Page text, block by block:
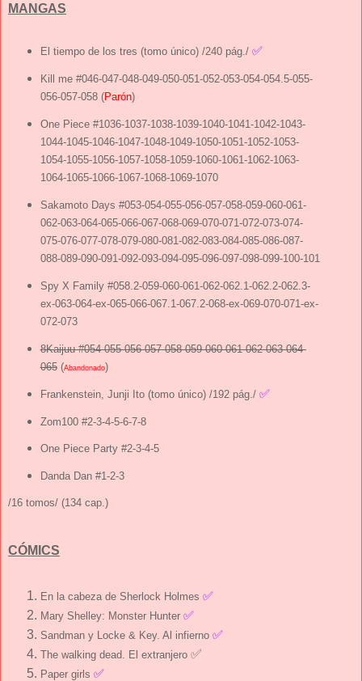
MANGAS
El tiempo de los tres (tomo único) /240 pág./ ✅
Kill me #046-047-048-049-050-051-052-053-054-054.5-055-
056-057-058 (Parón)
One Piece #1036-1037-1038-1039-1040-1041-1042-1043-
1044-1045-1046-1047-1048-1049-1050-1051-1052-1053-
1054-1055-1056-1057-1058-1059-1060-1061-1062-1063-
1064-1065-1066-1067-1068-1069-1070
Sakamoto Days #053-054-055-056-057-058-059-060-061-
062-063-064-065-066-067-068-069-070-071-072-073-074-
075-076-077-078-079-080-081-082-083-084-085-086-087-
088-089-090-091-092-093-094-095-096-097-098-099-100-101
Spy X Family #058.2-059-060-061-062-062.1-062.2-062.3-
ex-063-064-ex-065-066-067.1-067.2-068-ex-069-070-071-ex-
072-073
8Kaijuu #054-055-056-057-058-059-060-061-062-063-064-
065(Abandonado)
Frankenstein, Junji Ito (tomo único) /192 pág./ ✅
Zom100 #2-3-4-5-6-7-8
One Piece Party #2-3-4-5
Danda Dan #1-2-3
/16 tomos/ (134 cap.)
CÓMICS
En la cabeza de Sherlock Holmes ✅
Mary Shelley: Monster Hunter ✅
Sandman y Locke & Key. Al infierno ✅
The walking dead. El extranjero ✅
Paper girls ✅